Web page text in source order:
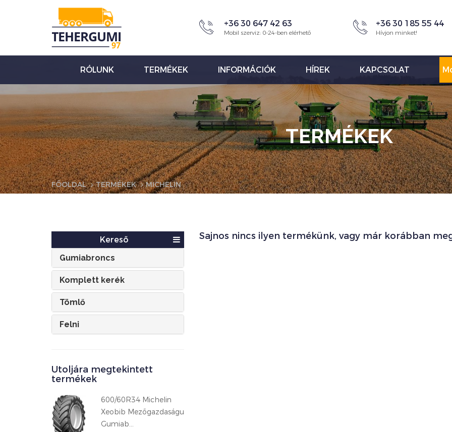
+36 30 647 42 63
Mobil szerviz: 0-24-ben elérhető
+36 30 185 55 44
Hívjon minket!
RÓLUNK TERMÉKEK INFORMÁCIÓK HÍREK KAPCSOLAT
TERMÉKEK
FŐOLDAL TERMÉKEK MICHELIN
Kereső
Gumiabroncs
Komplett kerék
Tömlő
Felni
Utoljára megtekintett
termékek
600/60R34 Michelin
Xeobib Mezőgazdaságu
Gumiab...
Sajnos nincs ilyen termékünk, vagy már korábban